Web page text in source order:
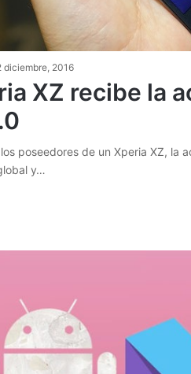
diciembre, 2016
XZ recibe la
poseedores de un Xperia XZ, la
y…